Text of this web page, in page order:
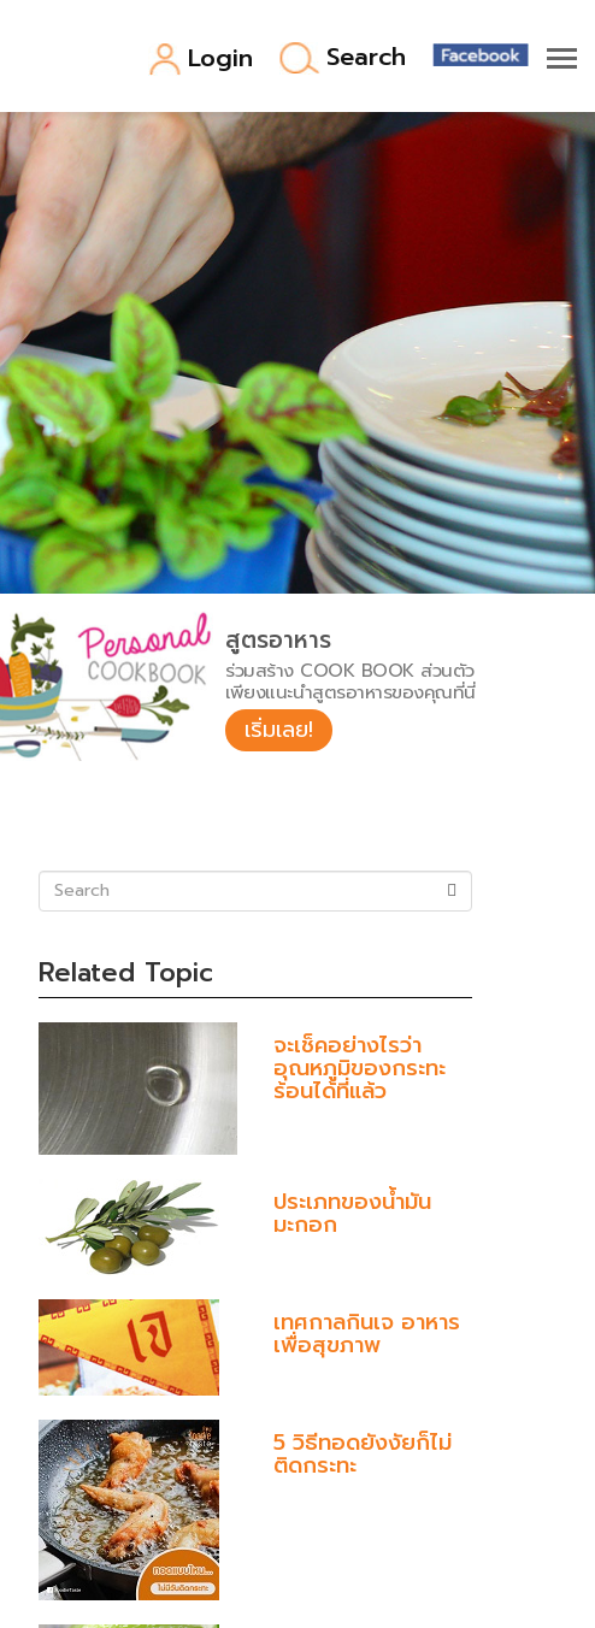
Login Search
สูตรอาหาร
ร่วมสร้าง COOK BOOK ส่วนตัว
เพียงแนะนำสูตรอาหารของคุณที่นี่
เริ่มเลย!
Related Topic
จะเช็คอย่างไรว่า
อุณหภูมิของกระทะ
ร้อนได้ที่แล้ว
ประเภทของน้ำมัน
มะกอก
เทศกาลกินเจ อาหาร
เพื่อสุขภาพ
5 วิธีทอดยังงัยก็ไม่
ติดกระทะ